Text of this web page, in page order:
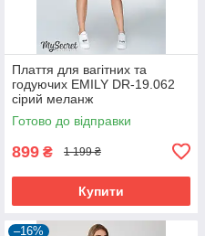
Плаття для вагітних та
годуючих EMILY DR-19.062
сірий меланж
Готово до відправки
899 ₴ 1 199 ₴
Купити
–16%